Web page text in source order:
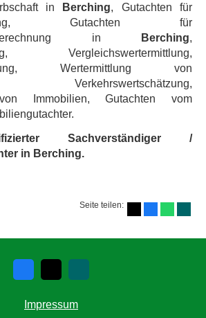
in
Berching, Gutachten für
Gutachten für
in
Berching,
Vergleichswertermittlung,
Wertermittlung von
Verkehrswertschätzung,
Immobilien, Gutachten vom
Sachverständiger /
in Berching.
Seite teilen:
Impressum